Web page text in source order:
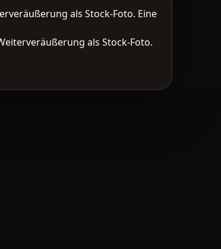
als Stock-Foto. Eine
als Stock-Foto.